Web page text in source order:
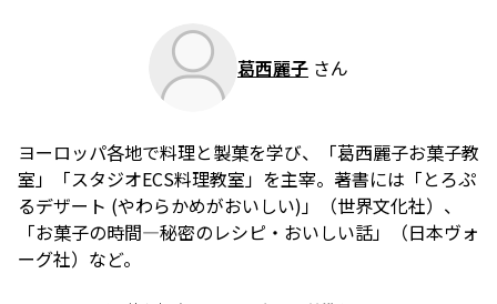
葛西麗子 さん
ヨーロッパ各地で料理と製菓を学び、「葛西麗子お菓子教
室」「スタジオECS料理教室」を主宰。著書には「とろぷ
るデザート (やわらかめがおいしい)」（世界文化社）、
「お菓子の時間―秘密のレシピ・おいしい話」（日本ヴォ
ーグ社）など。